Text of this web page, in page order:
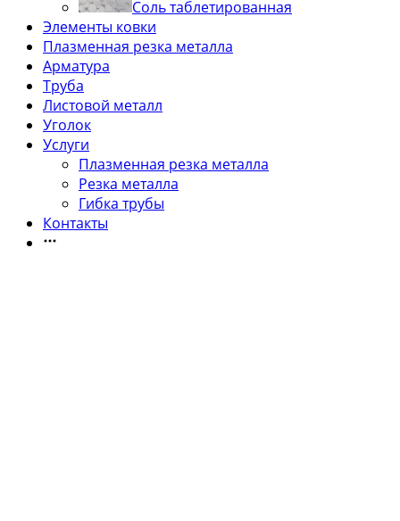
Соль таблетированная
Элементы ковки
Плазменная резка металла
Арматура
Труба
Листовой металл
Уголок
Услуги
Плазменная резка металла
Резка металла
Гибка трубы
Контакты